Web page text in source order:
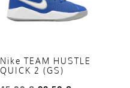
Nike TEAM HUSTLE
QUICK 2 (GS)
più
varianti.
opzioni
possono